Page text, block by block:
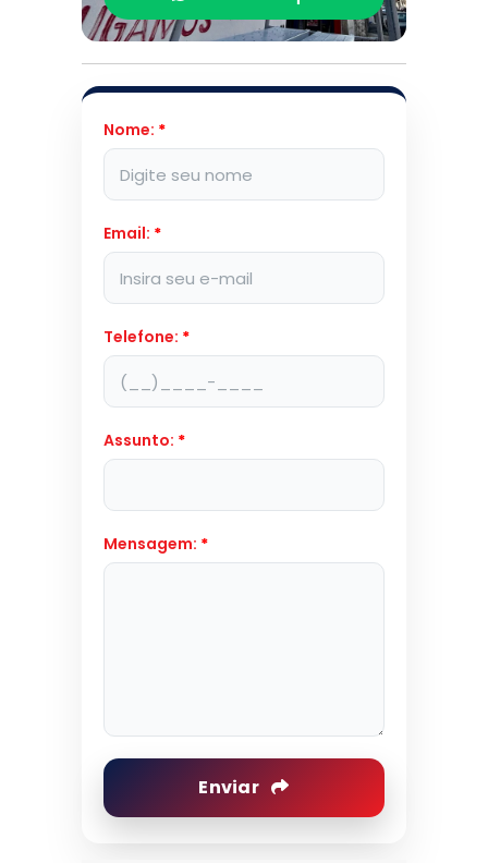
Nome: *
Email: *
Telefone: *
Assunto: *
Mensagem: *
Enviar